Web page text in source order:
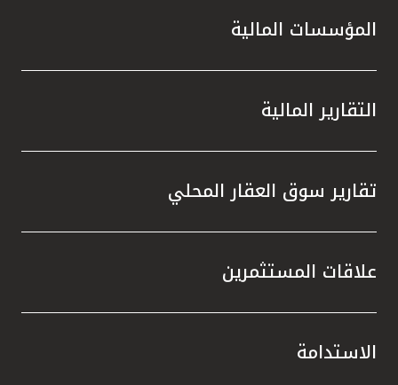
المؤسسات المالية
التقارير المالية
تقارير سوق العقار المحلي
علاقات المستثمرين
الاستدامة